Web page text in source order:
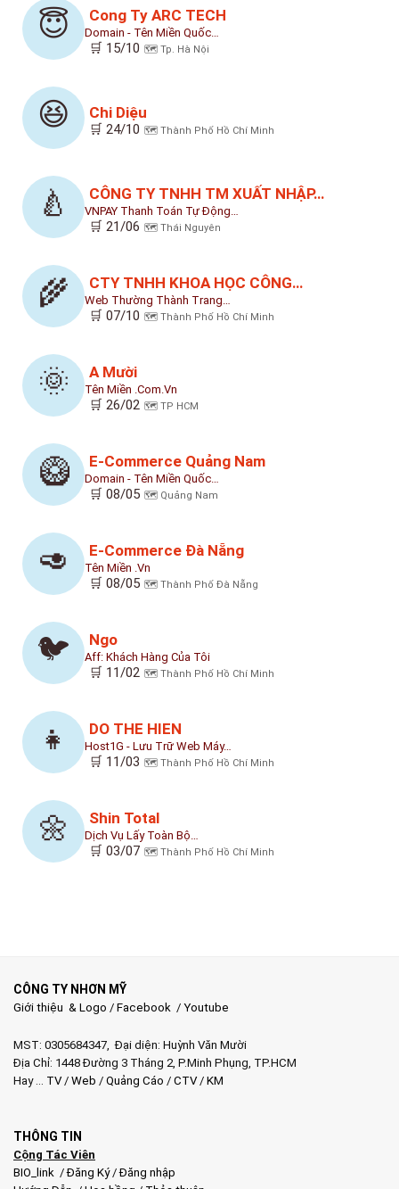
😇 Cong Ty ARC TECH
Domain - Tên Miền Quốc…
🛒 15/10 🗺️ Tp. Hà Nội
😆 Chi Diệu
🛒 24/10 🗺️ Thành Phố Hồ Chí Minh
🍐 CÔNG TY TNHH TM XUẤT NHẬP…
VNPAY Thanh Toán Tự Động…
🛒 21/06 🗺️ Thái Nguyên
🌾 CTY TNHH KHOA HỌC CÔNG…
Web Thường Thành Trang…
🛒 07/10 🗺️ Thành Phố Hồ Chí Minh
🌞 A Mười
Tên Miền .com.vn
🛒 26/02 🗺️ TP HCM
🥝 E-Commerce Quảng Nam
Domain - Tên Miền Quốc…
🛒 08/05 🗺️ Quảng Nam
🥑 E-Commerce Đà Nẵng
Tên Miền .vn
🛒 08/05 🗺️ Thành Phố Đà Nẵng
🐦 Ngo
Aff: Khách Hàng Của Tôi
🛒 11/02 🗺️ Thành Phố Hồ Chí Minh
👧 DO THE HIEN
Host1G - Lưu Trữ Web Máy…
🛒 11/03 🗺️ Thành Phố Hồ Chí Minh
🌼 Shin Total
Dịch Vụ Lấy Toàn Bộ…
🛒 03/07 🗺️ Thành Phố Hồ Chí Minh
CÔNG TY NHƠN MỸ
Giới thiệu & Logo / Facebook / Youtube
MST: 0305684347, Đại diện: Huỳnh Văn Mười
Địa Chỉ: 1448 Đường 3 Tháng 2, P.Minh Phụng, TP.HCM
Hay … TV/ Web / Quảng Cáo / CTV/ KM
THÔNG TIN
Cộng Tác Viên
BIO_link /Đăng Ký/Đăng nhập